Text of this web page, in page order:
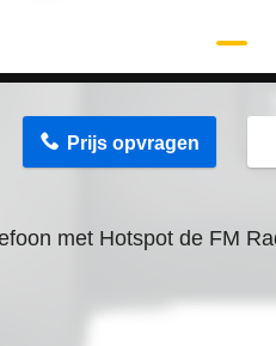
Prijs opvragen
met Hotspot de FM